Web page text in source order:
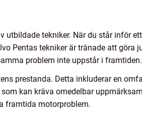
utbildade tekniker. När du står inför
Pentas tekniker är tränade att göra
problem inte uppstår i framtiden.
prestanda. Detta inkluderar en
kan kräva omedelbar
framtida motorproblem.